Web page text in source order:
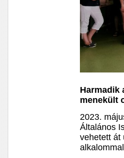
Harmadik
menekült
2023.
Általános
vehetett át